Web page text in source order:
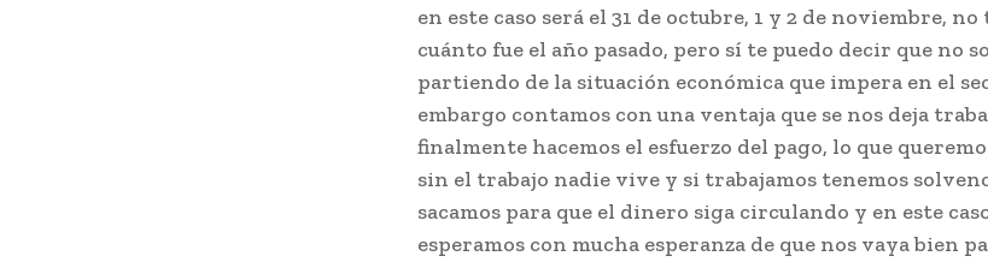
en este caso será el 31 de octubre, 1 y 2 de noviembre,
cuánto fue el año pasado, pero sí te puedo decir que no
partiendo de la situación económica que impera en el
embargo contamos con una ventaja que se nos deja
finalmente hacemos el esfuerzo del pago, lo que
sin el trabajo nadie vive y si trabajamos tenemos
sacamos para que el dinero siga circulando y en este
esperamos con mucha esperanza de que nos vaya bien